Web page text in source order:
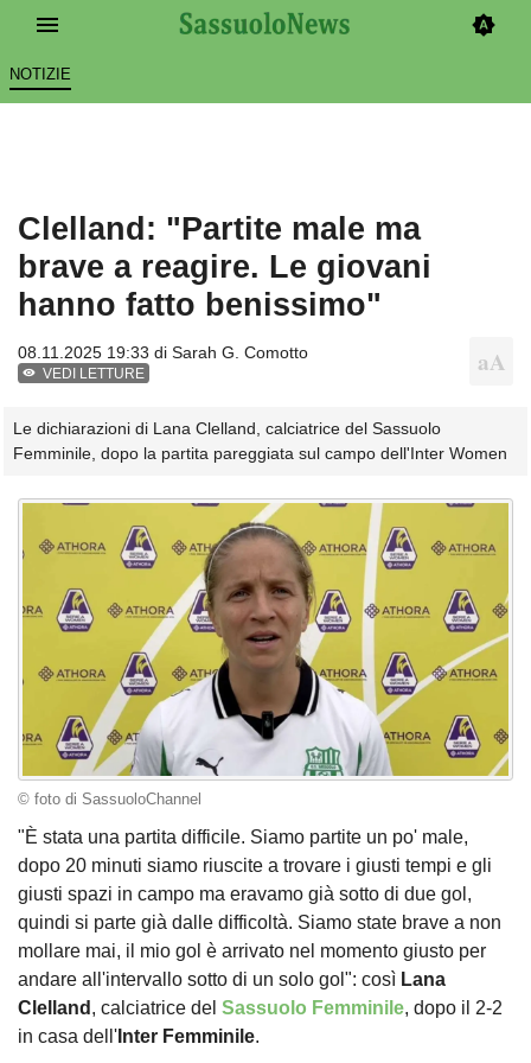
NOTIZIE
Clelland: "Partite male ma
brave a reagire. Le giovani
hanno fatto benissimo"
08.11.2025 19:33 di Sarah G. Comotto
VEDI LETTURE
Le dichiarazioni di Lana Clelland, calciatrice del Sassuolo
Femminile, dopo la partita pareggiata sul campo dell'Inter Women
© foto di SassuoloChannel
"È stata una partita difficile. Siamo partite un po' male,
dopo 20 minuti siamo riuscite a trovare i giusti tempi e gli
giusti spazi in campo ma eravamo già sotto di due gol,
quindi si parte già dalle difficoltà. Siamo state brave a non
mollare mai, il mio gol è arrivato nel momento giusto per
andare all'intervallo sotto di un solo gol": così Lana
Clelland , calciatrice del Sassuolo Femminile, dopo il 2-2
in casa dell' Inter Femminile.